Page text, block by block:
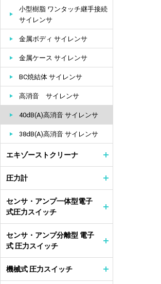
小型樹脂 ワンタッチ継手接続
サイレンサ
金属ボディ サイレンサ
金属ケース サイレンサ
BC焼結体 サイレンサ
高消音 サイレンサ
40dB(A)高消音 サイレンサ
38dB(A)高消音 サイレンサ
エキゾーストクリーナ
圧力計
センサ・アンプ一体型電子
式圧力スイッチ
センサ・アンプ分離型 電子
式 圧力スイッチ
機械式 圧力スイッチ